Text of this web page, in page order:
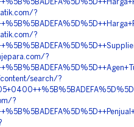
?
?
?
search/?
?